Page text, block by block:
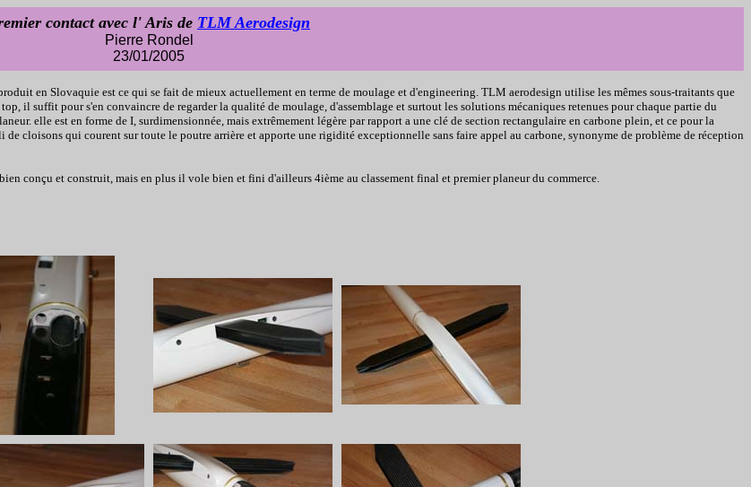
contact avec l' Aris de TLM Aerodesign
Pierre Rondel
23/01/2005
en Slovaquie est ce qui se fait de mieux actuellement en terme de moulage et d'engineering. TLM aerodesign utilise les mêmes sous-traitants que
il suffit pour s'en convaincre de regarder la qualité de moulage, d'assemblage et surtout les solutions mécaniques retenues pour chaque partie du
elle est en forme de I, surdimensionnée, mais extrêmement légère par rapport a une clé de section rectangulaire en carbone plein, et ce pour la
cloisons qui courent sur toute le poutre arrière et apporte une rigidité exceptionnelle sans faire appel au carbone, synonyme de problème de réception
conçu et construit, mais en plus il vole bien et fini d'ailleurs 4ième au classement final et premier planeur du commerce.